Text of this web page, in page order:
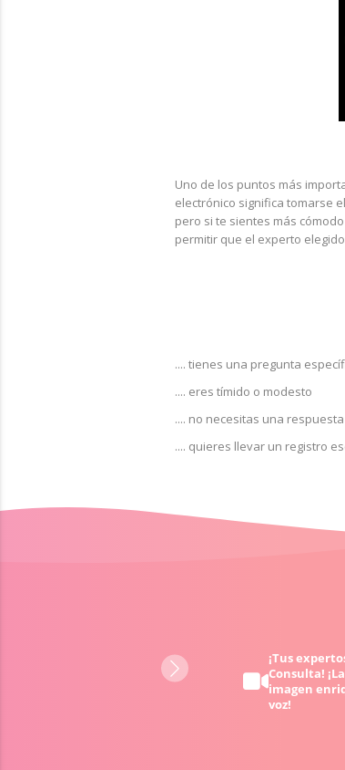
Uno de los puntos más
electrónico significa tomarse
pero si te sientes más
permitir que el experto
.... tienes una pregunta
.... eres tímido o modesto
.... no necesitas una
.... quieres llevar un registro
Obtén ayuda 24/7 - cuando
¡Tus
Consulta!
imagen
voz!